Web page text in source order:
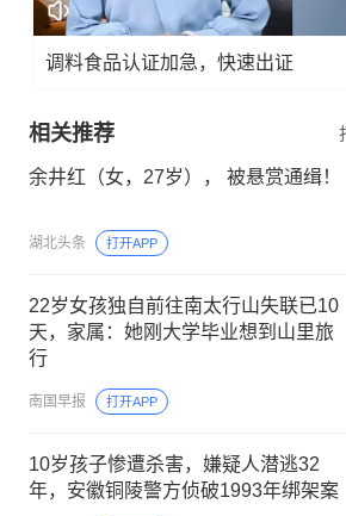
调料食品认证加急，快速出证
相关推荐
余井红（女，27岁）， 被悬赏通缉！
湖北头条 打开APP
22岁女孩独自前往南太行山失联已10
天，家属：她刚大学毕业想到山里旅
行
南国早报 打开APP
10岁孩子惨遭杀害，嫌疑人潜逃32
年，安徽铜陵警方侦破1993年绑架案